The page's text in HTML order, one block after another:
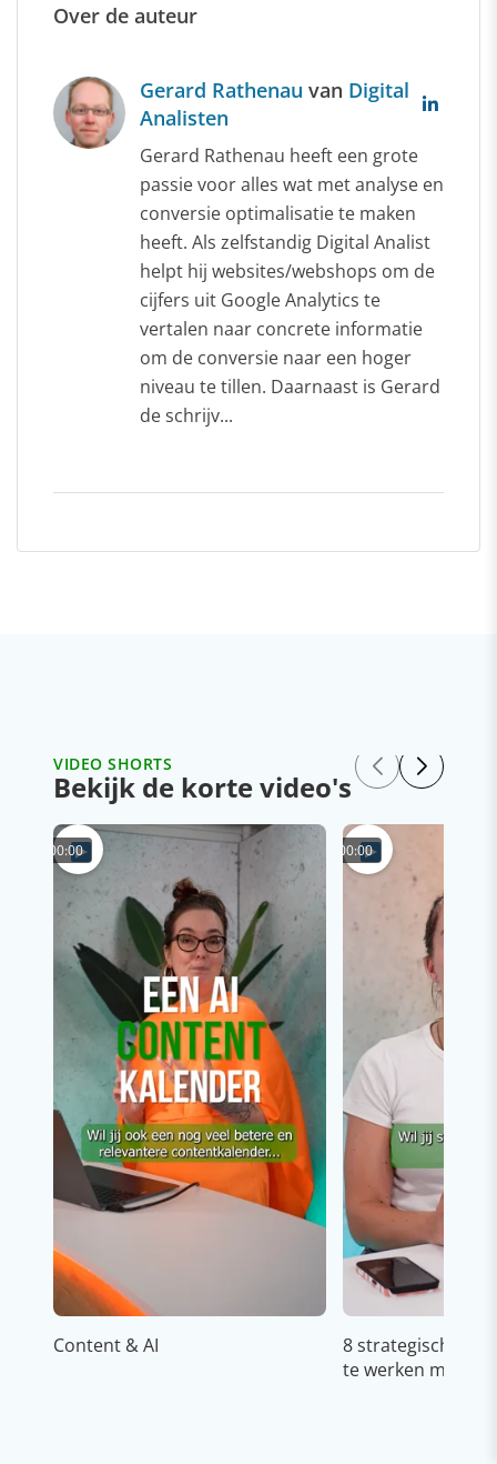
Over de auteur
Gerard Rathenau van Digital
Analisten
Gerard Rathenau heeft een grote
passie voor alles wat met analyse en
conversie optimalisatie te maken
heeft. Als zelfstandig Digital Analist
helpt hij websites/webshops om de
cijfers uit Google Analytics te
vertalen naar concrete informatie
om de conversie naar een hoger
niveau te tillen. Daarnaast is Gerard
de schrijv...
VIDEO SHORTS
Bekijk de korte video's
00:00
Content & AI
00:00
8 strategische
te werken met